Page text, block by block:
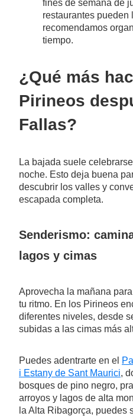
fines de semana de
restaurantes pueden
recomendamos
tiempo.
¿Qué más
Pirineos
Fallas?
La bajada suele
noche. Esto deja buena
descubrir los valles y
escapada completa.
Senderismo:
lagos y cimas
Aprovecha la mañana
tu ritmo. En los Pirineos
diferentes niveles, desde
subidas a las cimas más
Puedes adentrarte en el
i Estany de Sant Maurici,
bosques de pino negro,
arroyos y lagos de alta
la Alta Ribagorça, puedes